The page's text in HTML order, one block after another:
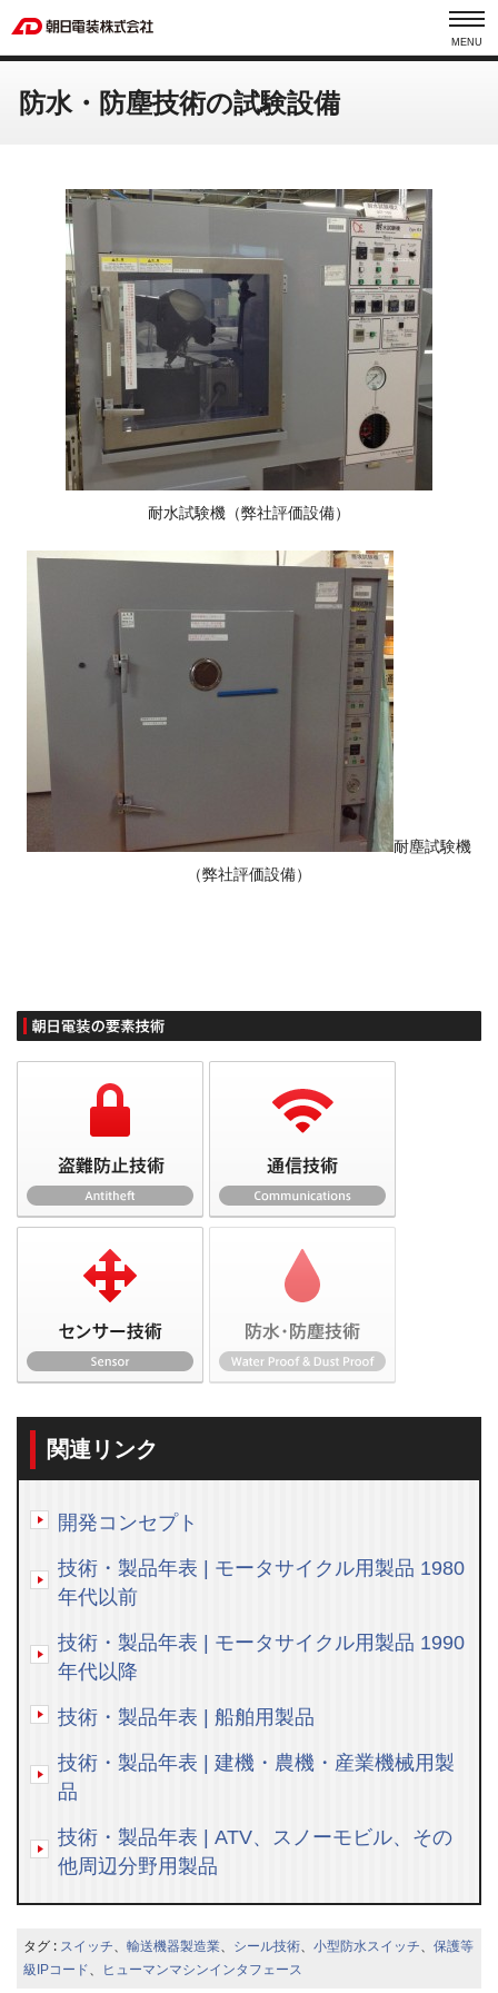
MENU
防水・防塵技術の試験設備
耐水試験機（弊社評価設備）
耐塵試験機
（弊社評価設備）
関連リンク
開発コンセプト
技術・製品年表 | モータサイクル用製品 1980
年代以前
技術・製品年表 | モータサイクル用製品 1990
年代以降
技術・製品年表 | 船舶用製品
技術・製品年表 | 建機・農機・産業機械用製
品
技術・製品年表 | ATV、スノーモビル、その
他周辺分野用製品
タグ : スイッチ、輸送機器製造業、 シール技術、小型防水スイッチ、保護等
級IPコード、 ヒューマンマシンインタフェース